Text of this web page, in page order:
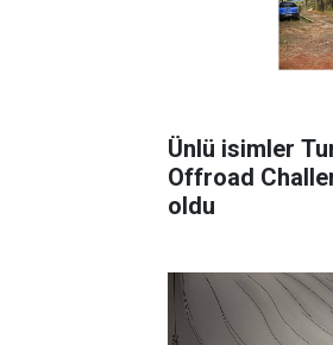
Ünlü isimler
Offroad
oldu